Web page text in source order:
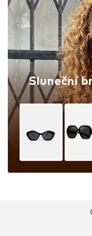
Sluneční